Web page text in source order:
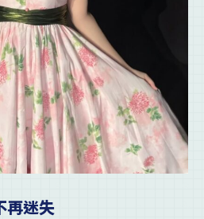
再迷失